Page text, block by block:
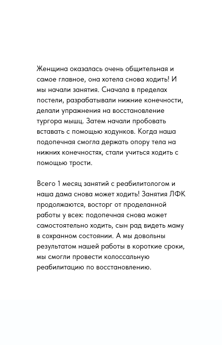
Женщина оказалась очень общительная и
самое главное, она хотела снова ходить! И
мы начали занятия. Сначала в пределах
постели, разрабатывали нижние конечности,
делали упражнения на восстановление
тургора мышц. Затем начали пробовать
вставать с помощью ходунков. Когда наша
подопечная смогла держать опору тела на
нижних конечностях, стали учиться ходить с
помощью трости.
Всего 1 месяц занятий с реабилитологом и
наша дама снова может ходить! Занятия ЛФК
продолжаются, восторг от проделанной
работы у всех: подопечная снова может
самостоятельно ходить, сын рад видеть маму
в сохранном состоянии. А мы довольны
результатом нашей работы в короткие сроки,
мы смогли провести колоссальную
реабилитацию по восстановлению.